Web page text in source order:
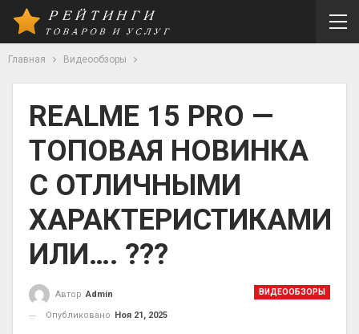
Главная Видеообзоры
REALME 15 PRO —
ТОПОВАЯ НОВИНКА
С ОТЛИЧНЫМИ
ХАРАКТЕРИСТИКАМИ
ИЛИ…. ???
ВИДЕООБЗОРЫ
Автор Admin
Опубликовано
Ноя 21, 2025